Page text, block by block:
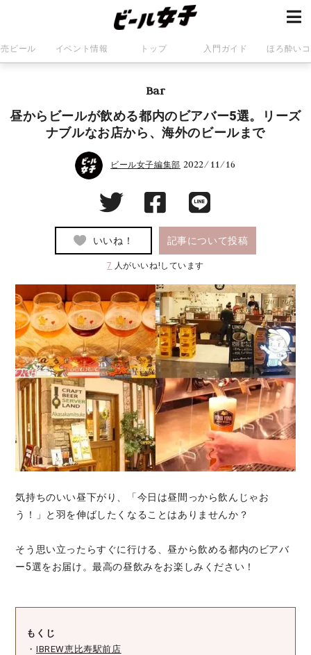
ビール イベント情報 トップ 入門ガイド ほろ酔い
Bar
昼からビールが飲める都内のビアバー5選。リーズ
ナブルなお店から、海外のビールまで
ビール女子編集部 2022/11/16
いいね！ 記事について投稿
7 人がいいね!しています
気持ちのいい昼下がり、「今日は昼間っから飲んじゃお
う！」と羽を伸ばしたくなることはありませんか？
そう思い立ったらすぐに行ける、昼から飲める都内のビアバ
ー5選をお届け。最高の昼飲みをお楽しみください！
もくじ
・ IBREW恵比寿駅前店